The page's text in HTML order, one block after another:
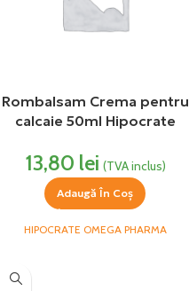
Rombalsam Crema pentru
calcaie 50ml Hipocrate
13,80 lei (TVA inclus)
Adaugă În Coș
HIPOCRATE OMEGA PHARMA